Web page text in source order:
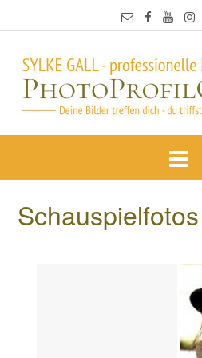
Schauspielfotos